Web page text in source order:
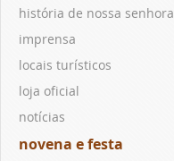
história de nossa senhora
imprensa
locais turísticos
loja oficial
notícias
novena e festa